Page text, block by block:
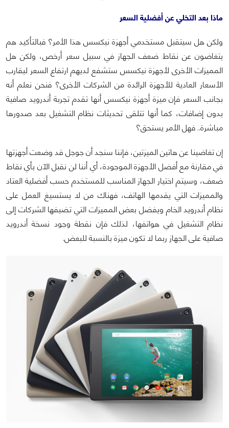
ماذا بعد التخلي عن أفضلية السعر
ولكن هل سيتقبل مستخدمي أجهزة نيكسس هذا الأمر؟ فبالتأكيد هم
يتغاضون عن نقاط ضعف الجهاز في سبيل سعر أرخص، ولكن هل
المميزات الأخرى لأجهزة نيكسس ستشفع لديهم ارتفاع السعر ليقارب
الأسعار العادية للأجهزة الرائدة من الشركات الأخرى؟ فنحن نعلم أنه
بجانب السعر فإن ميزة أجهزة نيكسس أنها تقدم تجربة أندرويد صافية
بدون إضافات، كما أنها تتلقى تحديثات نظام التشغيل بعد صدورها
مباشرة.. فهل الأمر يستحق؟
إن تغاضينا عن هاتين الميزتين، فإننا سنجد أن جوجل قد وضعت أجهزتها
في مقارنة مع أفضل الأجهزة الموجودة، أي أننا لن نقبل الآن بأي نقاط
ضعف، وسيتم اختيار الجهاز المناسب للمستخدم حسب أفضلية العتاد
والمميزات التي يقدمها الهاتف، فهناك من لا يستسيغ العمل على
نظام أندرويد الخام ويفضل بعض المميزات التي تضيفها الشركات إلى
نظام التشغيل في هواتفها، لذلك فإن نقطة وجود نسخة أندرويد
صافية على الجهاز ربما لا تكون ميزة بالنسبة للبعض.